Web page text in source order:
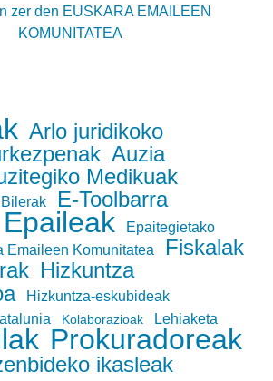
zer den EUSKARA EMAILEEN
KOMUNITATEA
Arlo juridikoko
Auzia
Medikuak
Bilerak
E-Toolbarra
Epaileak
Epaitegietako
Emaileen Komunitatea Fiskalak
Hizkuntza
Hizkuntza-eskubideak
Kolaborazioak
Lehiaketa
Prokuradoreak
ikasleak